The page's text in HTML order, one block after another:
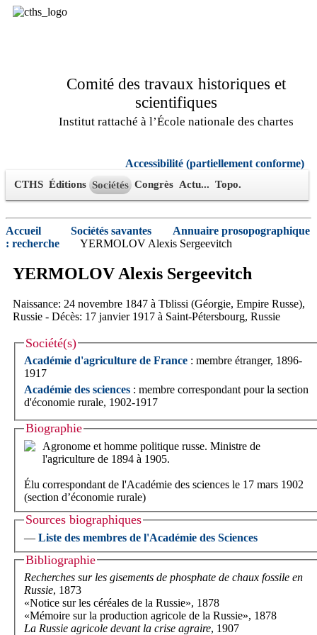
Comité des travaux historiques et
scientifiques
Institut rattaché à l’École nationale des chartes
Accessibilité (partiellement conforme)
CTHS Éditions Sociétés Congrès Actu... Topo.
Accueil Sociétés savantes
Annuaire prosopographique
: recherche
YERMOLOV Alexis Sergeevitch
YERMOLOV Alexis Sergeevitch
Naissance: 24 novembre 1847 à Tblissi (Géorgie, Empire Russe),
Russie - Décès: 17 janvier 1917 à Saint-Pétersbourg, Russie
Société(s)
Académie d'agriculture de France : membre étranger, 1896-
1917
Académie des sciences : membre correspondant pour la section
d'économie rurale, 1902-1917
Biographie
Agronome et homme politique russe. Ministre de
l'agriculture de 1894 à 1905.
Élu correspondant de l'Académie des sciences le 17 mars 1902
(section d’économie rurale)
Sources biographiques
— Liste des membres de l'Académie des Sciences
Bibliographie
Recherches sur les gisements de phosphate de chaux fossile en
Russie, 1873
«Notice sur les céréales de la Russie», 1878
«Mémoire sur la production agricole de la Russie», 1878
La Russie agricole devant la crise agraire, 1907